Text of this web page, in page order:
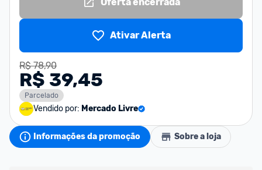
Ativar Alerta
R$ 78,90
R$ 39,45
Parcelado
Vendido por: Mercado Livre
Informações da promoção Sobre a loja